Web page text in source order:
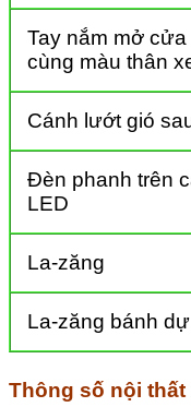
Tay nắm mở cửa
cùng màu thân
Cánh lướt gió
Đèn phanh trên
LED
La-zăng
La-zăng bánh
Thông số nội thất